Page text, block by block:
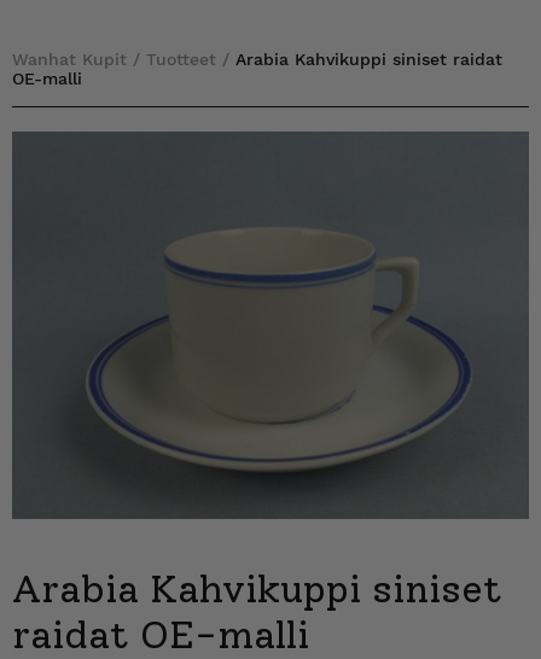
Wanhat Kupit / Tuotteet / Arabia Kahvikuppi siniset raidat
OE-malli
Arabia Kahvikuppi siniset
raidat OE-malli